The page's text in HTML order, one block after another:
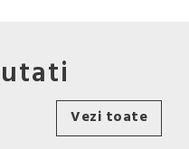
Vezi toate